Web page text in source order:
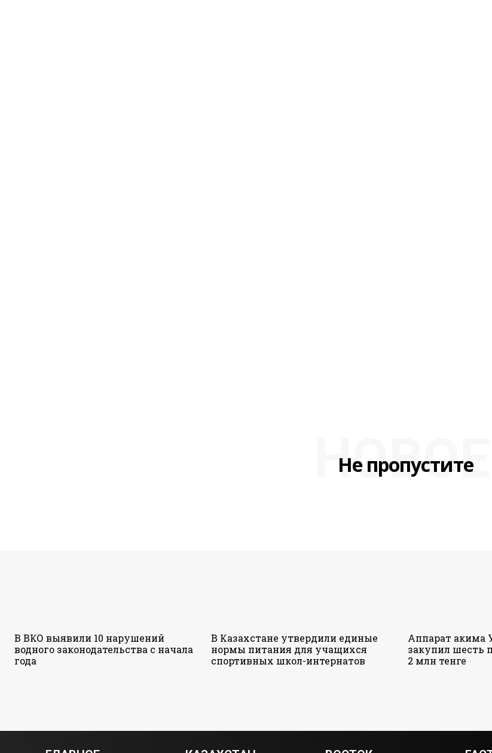
Не пропустите
НОВОЕ
В ВКО выявили 10 нарушений
водного законодательства с начала
года
В Казахстане утвердили единые
нормы питания для учащихся
спортивных школ-интернатов
Аппарат акима
закупил шесть
2 млн тенге